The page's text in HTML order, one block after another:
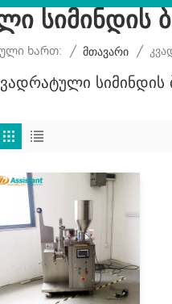
Სიმინდის
Ხართ: / Მთავარი /
Სიმინდის